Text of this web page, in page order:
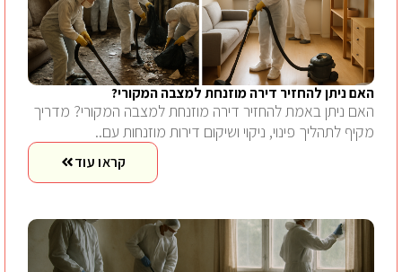
האם ניתן להחזיר דירה מוזנחת למצבה המקורי?
האם ניתן באמת להחזיר דירה מוזנחת למצבה המקורי? מדריך
מקיף לתהליך פינוי, ניקוי ושיקום דירות מוזנחות עם..
קראו עוד